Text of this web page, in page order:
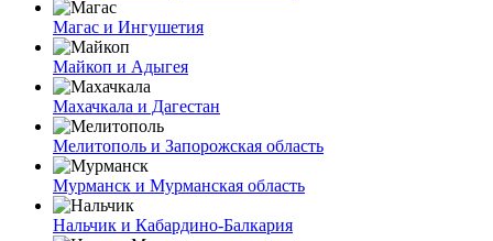
Магас и Ингушетия
Майкоп и Адыгея
Махачкала и Дагестан
Мелитополь и Запорожская область
Мурманск и Мурманская область
Нальчик и Кабардино-Балкария